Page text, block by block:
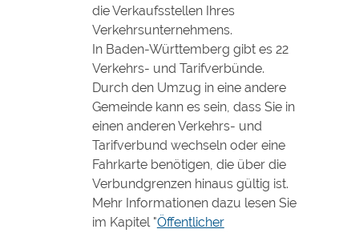
die Verkaufsstellen Ihres
Verkehrsunternehmens.
In Baden-Württemberg gibt es 22
Verkehrs- und Tarifverbünde.
Durch den Umzug in eine andere
Gemeinde kann es sein, dass Sie in
einen anderen Verkehrs- und
Tarifverbund wechseln oder eine
Fahrkarte benötigen, die über die
Verbundgrenzen hinaus gültig ist.
Mehr Informationen dazu lesen Sie
im Kapitel "Öffentlicher